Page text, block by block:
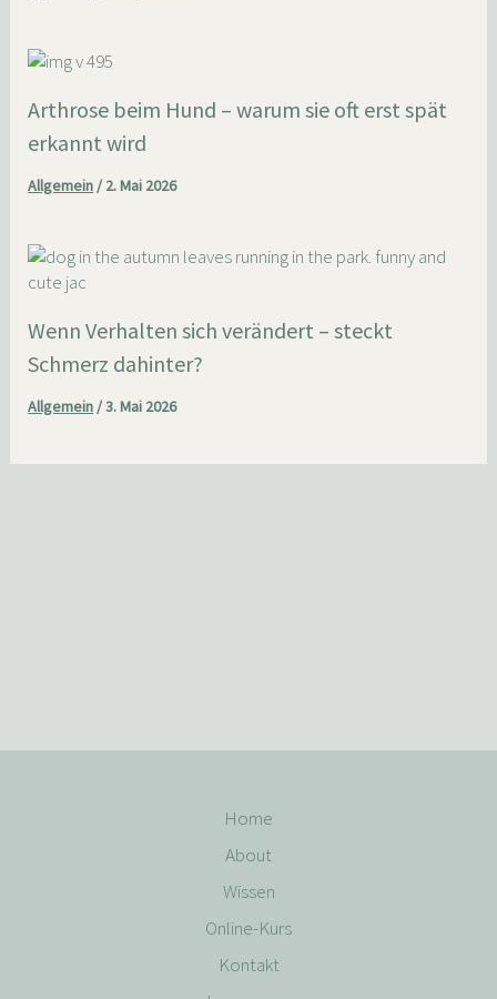
Arthrose beim Hund – warum sie oft erst spät
erkannt wird
Allgemein/2. Mai 2026
Wenn Verhalten sich verändert – steckt
Schmerz dahinter?
Allgemein/3. Mai 2026
Home
About
Wissen
Online-Kurs
Kontakt